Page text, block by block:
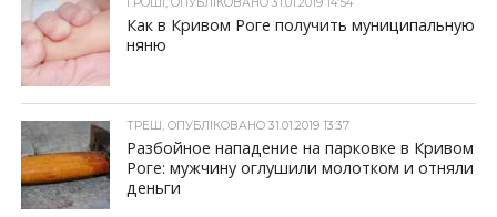
Как в Кривом Роге получить муниципальную
няню
ТРЕШ, ОПУБЛІКОВАНО 31.01.2019 13:37
Разбойное нападение на парковке в Кривом
Роге: мужчину оглушили молотком и отняли
деньги